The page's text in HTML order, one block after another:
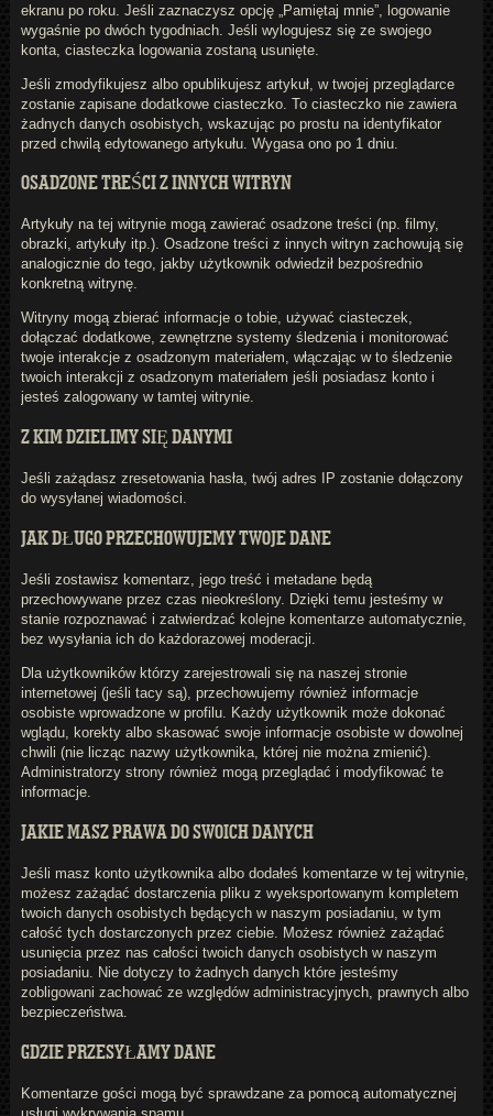
ekranu po roku. Jeśli zaznaczysz opcję „Pamiętaj mnie”, logowanie
wygaśnie po dwóch tygodniach. Jeśli wylogujesz się ze swojego
konta, ciasteczka logowania zostaną usunięte.
Jeśli zmodyfikujesz albo opublikujesz artykuł, w twojej przeglądarce
zostanie zapisane dodatkowe ciasteczko. To ciasteczko nie zawiera
żadnych danych osobistych, wskazując po prostu na identyfikator
przed chwilą edytowanego artykułu. Wygasa ono po 1 dniu.
OSADZONE TREŚCI Z INNYCH WITRYN
Artykuły na tej witrynie mogą zawierać osadzone treści (np. filmy,
obrazki, artykuły itp.). Osadzone treści z innych witryn zachowują się
analogicznie do tego, jakby użytkownik odwiedził bezpośrednio
konkretną witrynę.
Witryny mogą zbierać informacje o tobie, używać ciasteczek,
dołączać dodatkowe, zewnętrzne systemy śledzenia i monitorować
twoje interakcje z osadzonym materiałem, włączając w to śledzenie
twoich interakcji z osadzonym materiałem jeśli posiadasz konto i
jesteś zalogowany w tamtej witrynie.
Z KIM DZIELIMY SIĘ DANYMI
Jeśli zażądasz zresetowania hasła, twój adres IP zostanie dołączony
do wysyłanej wiadomości.
JAK DŁUGO PRZECHOWUJEMY TWOJE DANE
Jeśli zostawisz komentarz, jego treść i metadane będą
przechowywane przez czas nieokreślony. Dzięki temu jesteśmy w
stanie rozpoznawać i zatwierdzać kolejne komentarze automatycznie,
bez wysyłania ich do każdorazowej moderacji.
Dla użytkowników którzy zarejestrowali się na naszej stronie
internetowej (jeśli tacy są), przechowujemy również informacje
osobiste wprowadzone w profilu. Każdy użytkownik może dokonać
wglądu, korekty albo skasować swoje informacje osobiste w dowolnej
chwili (nie licząc nazwy użytkownika, której nie można zmienić).
Administratorzy strony również mogą przeglądać i modyfikować te
informacje.
JAKIE MASZ PRAWA DO SWOICH DANYCH
Jeśli masz konto użytkownika albo dodałeś komentarze w tej witrynie,
możesz zażądać dostarczenia pliku z wyeksportowanym kompletem
twoich danych osobistych będących w naszym posiadaniu, w tym
całość tych dostarczonych przez ciebie. Możesz również zażądać
usunięcia przez nas całości twoich danych osobistych w naszym
posiadaniu. Nie dotyczy to żadnych danych które jesteśmy
zobligowani zachować ze względów administracyjnych, prawnych albo
bezpieczeństwa.
GDZIE PRZESYŁAMY DANE
Komentarze gości mogą być sprawdzane za pomocą automatycznej